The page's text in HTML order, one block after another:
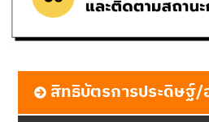
สิทธิบัตรการประดิษฐ์